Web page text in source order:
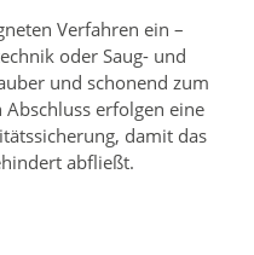
Verfahren ein –
oder Saug- und
und schonend zum
erfolgen eine
damit das
abfließt.